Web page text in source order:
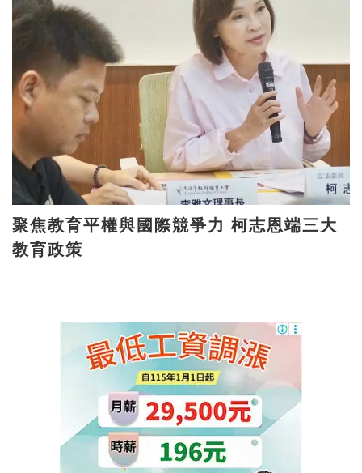
聚焦教育平權與國際競爭力 柯志恩端三大
教育政策